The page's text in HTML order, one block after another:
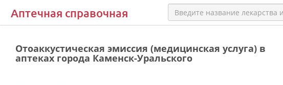
Аптечная справочная
Отоаккустическая эмиссия (медицинская услуга) в
аптеках города Каменск-Уральского